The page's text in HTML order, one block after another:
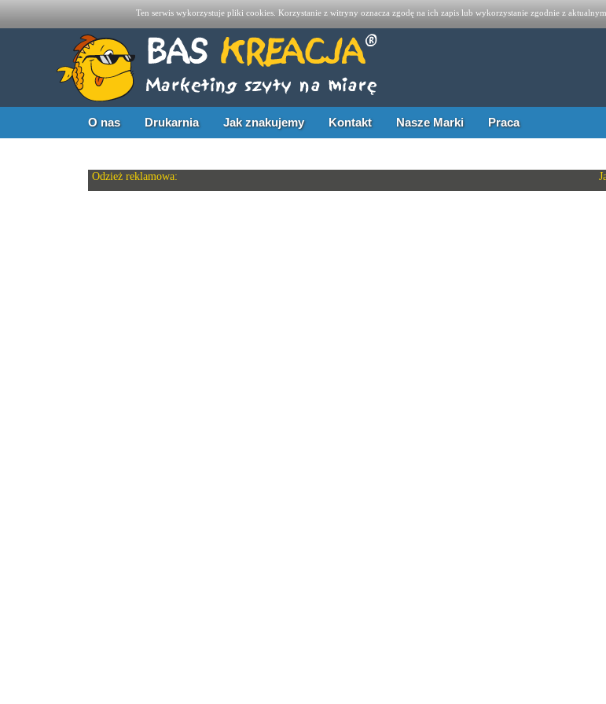
Ten serwis wykorzystuje pliki cookies. Korzystanie z witryny oznacza zgodę na ich zapis lub wykorzystanie zgodnie z
O nas Drukarnia Jak znakujemy Kontakt Nasze Marki Praca
Odzież reklamowa: